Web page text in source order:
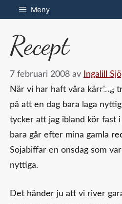
Hoppa
till
innehåll
Meny
Recept
7 februari 2008 av
Ingalill
När vi har haft våra kärring
på att en dag bara laga
tycker att jag ibland kör fast
bara går efter mina gamla
Sojabiffar en onsdag som
nyttiga.
Det händer ju att vi river